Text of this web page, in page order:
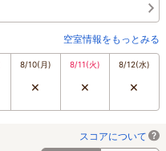
空室情報をもっとみる
8/10(月)
×
8/11(火)
×
8/12(水)
×
スコアについて